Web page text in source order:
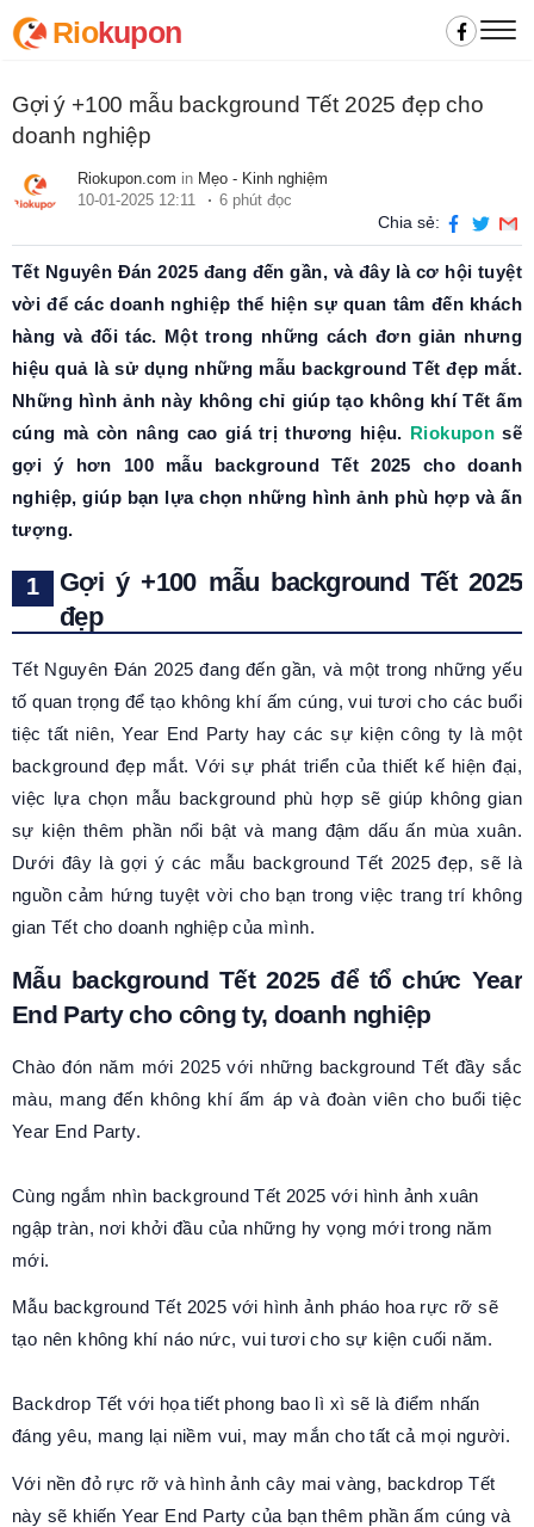
Riokupon
Gợi ý +100 mẫu background Tết 2025 đẹp cho
doanh nghiệp
Riokupon.com in Mẹo - Kinh nghiệm
10-01-2025 12:11
6 phút đọc
Chia sẻ:
Tết Nguyên Đán 2025 đang đến gần, và đây là cơ hội tuyệt
vời để các doanh nghiệp thể hiện sự quan tâm đến khách
hàng và đối tác. Một trong những cách đơn giản nhưng
hiệu quả là sử dụng những mẫu background Tết đẹp mắt.
Những hình ảnh này không chỉ giúp tạo không khí Tết ấm
cúng mà còn nâng cao giá trị thương hiệu. Riokupon sẽ
gợi ý hơn 100 mẫu background Tết 2025 cho doanh
nghiệp, giúp bạn lựa chọn những hình ảnh phù hợp và ấn
tượng.
Gợi ý +100 mẫu background Tết 2025
đẹp
Tết Nguyên Đán 2025 đang đến gần, và một trong những yếu
tố quan trọng để tạo không khí ấm cúng, vui tươi cho các buổi
tiệc tất niên, Year End Party hay các sự kiện công ty là một
background đẹp mắt. Với sự phát triển của thiết kế hiện đại,
việc lựa chọn mẫu background phù hợp sẽ giúp không gian
sự kiện thêm phần nổi bật và mang đậm dấu ấn mùa xuân.
Dưới đây là gợi ý các mẫu background Tết 2025 đẹp, sẽ là
nguồn cảm hứng tuyệt vời cho bạn trong việc trang trí không
gian Tết cho doanh nghiệp của mình.
Mẫu background Tết 2025 để tổ chức Year
End Party cho công ty, doanh nghiệp
Chào đón năm mới 2025 với những background Tết đầy sắc
màu, mang đến không khí ấm áp và đoàn viên cho buổi tiệc
Year End Party.
Cùng ngắm nhìn background Tết 2025 với hình ảnh xuân
ngập tràn, nơi khởi đầu của những hy vọng mới trong năm
mới.
Mẫu background Tết 2025 với hình ảnh pháo hoa rực rỡ sẽ
tạo nên không khí náo nức, vui tươi cho sự kiện cuối năm.
Backdrop Tết với họa tiết phong bao lì xì sẽ là điểm nhấn
đáng yêu, mang lại niềm vui, may mắn cho tất cả mọi người.
Với nền đỏ rực rỡ và hình ảnh cây mai vàng, backdrop Tết
này sẽ khiến Year End Party của bạn thêm phần ấm cúng và